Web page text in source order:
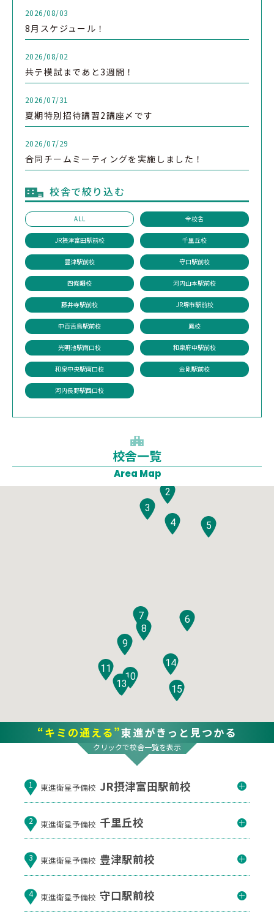
2026/08/03
8月スケジュール！
2026/08/02
共テ模試まであと3週間！
2026/07/31
夏期特別招待講習2講座〆です
2026/07/29
合同チームミーティングを実施しました！
校舎で絞り込む
ALL 全校舎
JR摂津富田駅前校 千里丘校
豊津駅前校 守口駅前校
四條畷校 河内山本駅前校
藤井寺駅前校 JR堺市駅前校
中百舌鳥駅前校 鳳校
光明池駅南口校 和泉府中駅前校
和泉中央駅南口校 金剛駅前校
河内長野駅西口校
校舎一覧
Area Map
1
2
3
4
5
6
7
8
9
10
11
12
13
14
15
“キミの通える”東進がきっと見つかる
クリックで校舎一覧を表示
1 東進衛星予備校 JR摂津富田駅前校
2 東進衛星予備校 千里丘校
3 東進衛星予備校 豊津駅前校
4 東進衛星予備校 守口駅前校